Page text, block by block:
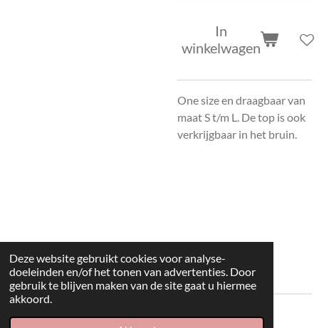
Deze website gebruikt cookies voor analyse-
doeleinden en/of het tonen van advertenties. Door
gebruik te blijven maken van de site gaat u hiermee
akkoord.
In
winkelwagen
One size en draagbaar van
maat S t/m L. De top is ook
verkrijgbaar in het bruin.
© 2022 kleding huisje